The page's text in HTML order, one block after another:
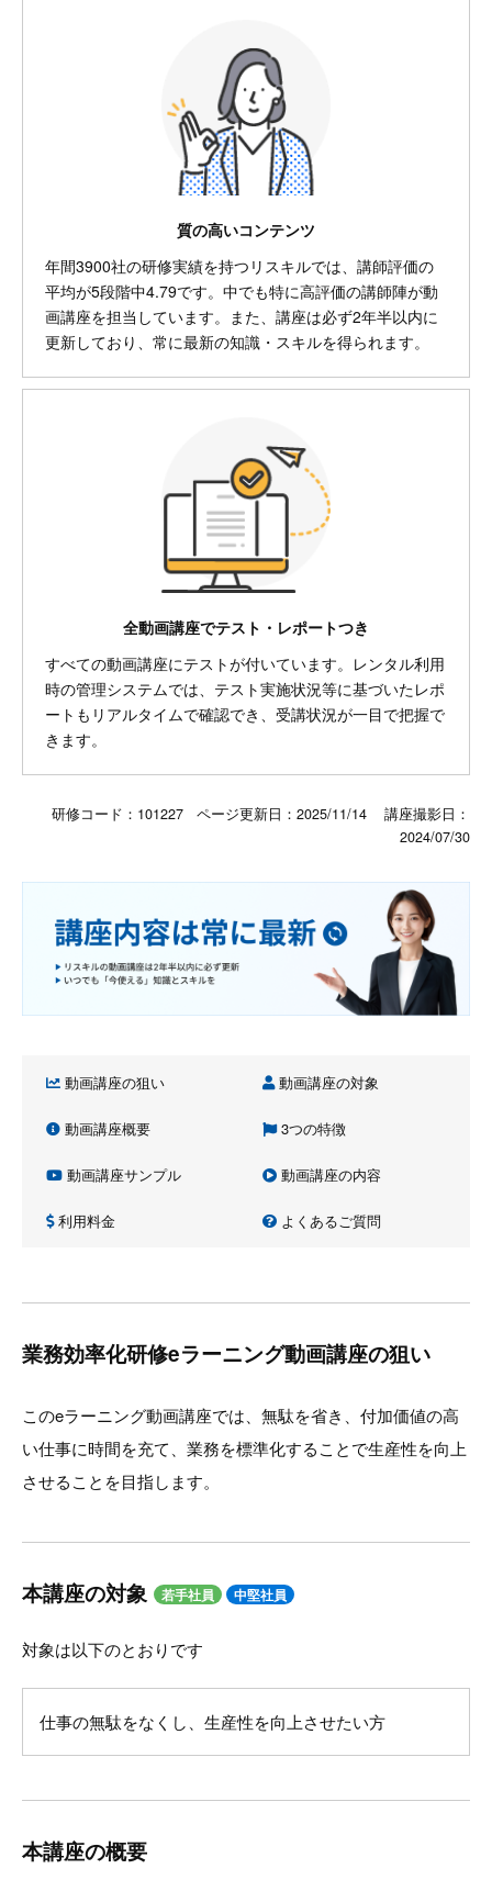
質の高いコンテンツ
年間3900社の研修実績を持つリスキルでは、講師評価の
平均が5段階中4.79です。中でも特に高評価の講師陣が動
画講座を担当しています。また、講座は必ず2年半以内に
更新しており、常に最新の知識・スキルを得られます。
全動画講座でテスト・レポートつき
すべての動画講座にテストが付いています。レンタル利用
時の管理システムでは、テスト実施状況等に基づいたレポ
ートもリアルタイムで確認でき、受講状況が一目で把握で
きます。
研修コード：101227 ページ更新日： 2025/11/14
講座撮影日：
2024/07/30
動画講座の狙い 動画講座の対象
動画講座概要 3つの特徴
動画講座サンプル 動画講座の内容
利用料金 よくあるご質問
業務効率化研修eラーニング動画講座の狙い
このeラーニング動画講座では、無駄を省き、付加価値の高
い仕事に時間を充て、業務を標準化することで生産性を向上
させることを目指します。
本講座の対象 若手社員 中堅社員
対象は以下のとおりです
仕事の無駄をなくし、生産性を向上させたい方
本講座の概要